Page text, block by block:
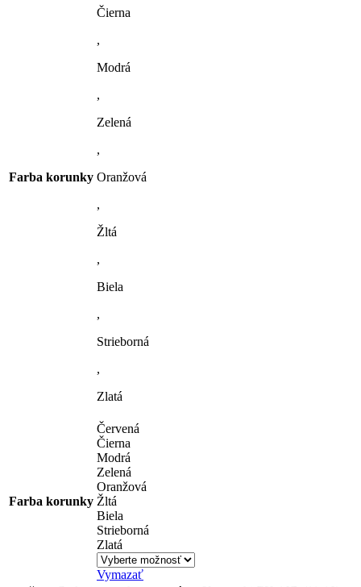
Farba korunky
Čierna
,
Modrá
,
Zelená
,
Oranžová
,
Žltá
,
Biela
,
Strieborná
,
Zlatá
Farba korunky
Červená
Čierna
Modrá
Zelená
Oranžová
Žltá
Biela
Strieborná
Zlatá
Vymazať